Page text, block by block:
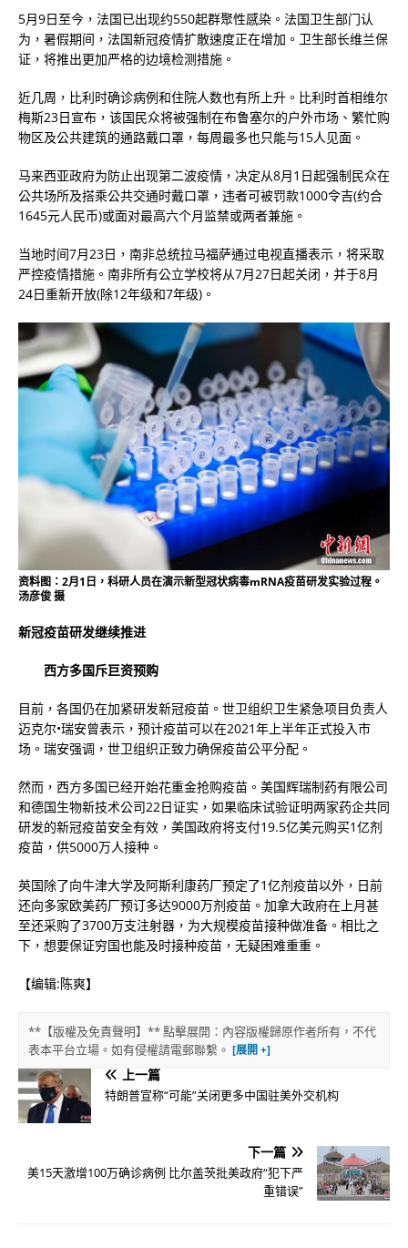
5月9日至今，法国已出现约550起群聚性感染。法国卫生部门认
为，暑假期间，法国新冠疫情扩散速度正在增加。卫生部长维兰保
证，将推出更加严格的边境检测措施。
近几周，比利时确诊病例和住院人数也有所上升。比利时首相维尔
梅斯23日宣布，该国民众将被强制在布鲁塞尔的户外市场、繁忙购
物区及公共建筑的通路戴口罩，每周最多也只能与15人见面。
马来西亚政府为防止出现第二波疫情，决定从8月1日起强制民众在
公共场所及搭乘公共交通时戴口罩，违者可被罚款1000令吉(约合
1645元人民币)或面对最高六个月监禁或两者兼施。
当地时间7月23日，南非总统拉马福萨通过电视直播表示，将采取
严控疫情措施。南非所有公立学校将从7月27日起关闭，并于8月
24日重新开放(除12年级和7年级)。
资料图：2月1日，科研人员在演示新型冠状病毒mRNA疫苗研发实验过程。
汤彦俊 摄
新冠疫苗研发继续推进
西方多国斥巨资预购
目前，各国仍在加紧研发新冠疫苗。世卫组织卫生紧急项目负责人
迈克尔•瑞安曾表示，预计疫苗可以在2021年上半年正式投入市
场。瑞安强调，世卫组织正致力确保疫苗公平分配。
然而，西方多国已经开始花重金抢购疫苗。美国辉瑞制药有限公司
和德国生物新技术公司22日证实，如果临床试验证明两家药企共同
研发的新冠疫苗安全有效，美国政府将支付19.5亿美元购买1亿剂
疫苗，供5000万人接种。
英国除了向牛津大学及阿斯利康药厂预定了1亿剂疫苗以外，日前
还向多家欧美药厂预订多达9000万剂疫苗。加拿大政府在上月甚
至还采购了3700万支注射器，为大规模疫苗接种做准备。相比之
下，想要保证穷国也能及时接种疫苗，无疑困难重重。
【编辑:陈爽】
**【版權及免責聲明】** 點擊展開：內容版權歸原作者所有，不代
表本平台立場。如有侵權請電郵聯繫。
上一篇
特朗普宣称“可能”关闭更多中国驻美外交机构
下一篇
美15天激增100万确诊病例 比尔盖茨批美政府“犯下严
重错误”